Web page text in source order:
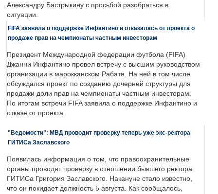
Александру Бастрыкину с просьбой разобраться в
ситуации.
FIFA заявила о поддержке Инфантино и отказалась от проекта о
продаже прав на чемпионаты частным инвесторам
Президент Международной федерации футбола (FIFA)
Джанни Инфантино провел встречу с высшим руководством
организации в марокканском Рабате. На ней в том числе
обсуждался проект по созданию дочерней структуры для
продажи доли прав на чемпионаты частным инвесторам.
По итогам встречи FIFA заявила о поддержке Инфантино и
отказе от проекта.
"Ведомости": МВД проводит проверку теперь уже экс-ректора
ГИТИСа Заславского
Появилась информация о том, что правоохранительные
органы проводят проверку в отношении бывшего ректора
ГИТИСа Григория Заславского. Накануне стало известно,
что он покидает должность 5 августа. Как сообщалось,